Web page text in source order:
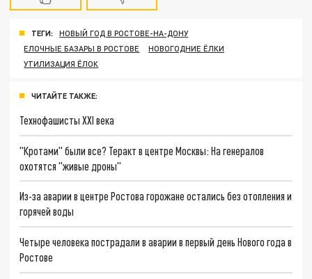
ТЕГИ:
НОВЫЙ ГОД В РОСТОВЕ-НА-ДОНУ
ЕЛОЧНЫЕ БАЗАРЫ В РОСТОВЕ
НОВОГОДНИЕ ЁЛКИ
УТИЛИЗАЦИЯ ЁЛОК
ЧИТАЙТЕ ТАКЖЕ:
Технофашисты XXI века
"Кротами" были все? Теракт в центре Москвы: На генералов
охотятся "живые дроны"
Из-за аварии в центре Ростова горожане остались без отопления и
горячей воды
Четыре человека пострадали в аварии в первый день Нового года в
Ростове